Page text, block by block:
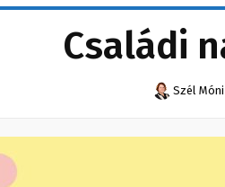
Családi
Szél Móni